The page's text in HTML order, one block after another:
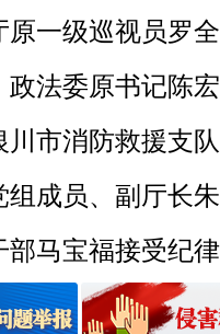
原一级巡视员罗
政法委原书记陈
市消防救援支
组成员、副厅长
部马宝福接受纪